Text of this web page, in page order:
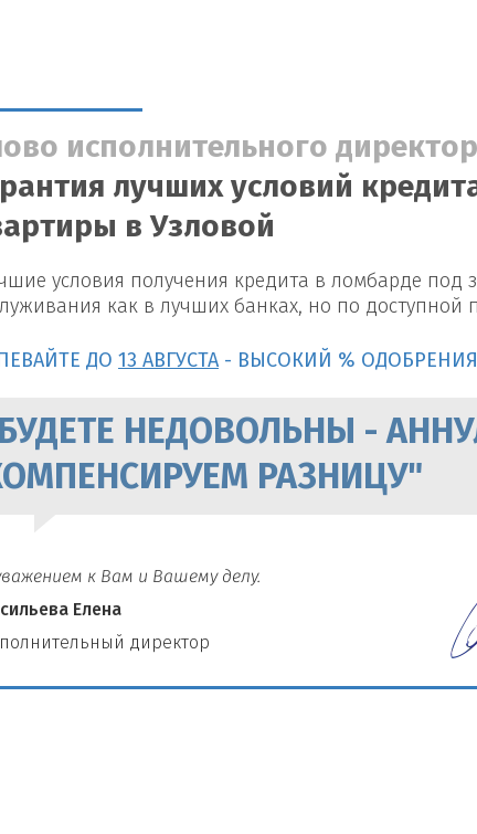
исполнительного
лучших условий
в Узловой
условия получения кредита в ломбарде под
как в лучших банках, но по доступной
ДО 13 АВГУСТА - ВЫСОКИЙ % ОДОБРЕНИЯ
НЕДОВОЛЬНЫ -
РАЗНИЦУ"
к Вам и Вашему делу.
Елена
директор